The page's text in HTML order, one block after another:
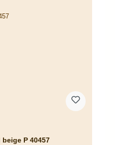
P 40457